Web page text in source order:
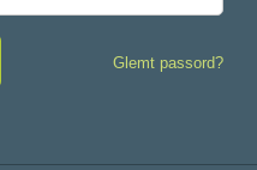
Glemt passord?